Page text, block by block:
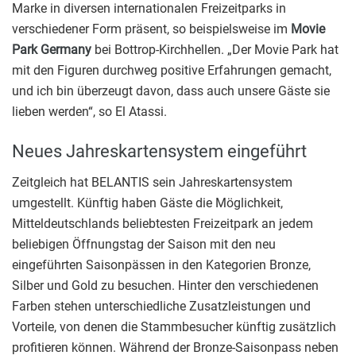
Marke in diversen internationalen Freizeitparks in
verschiedener Form präsent, so beispielsweise im Movie
Park Germany bei Bottrop-Kirchhellen. „Der Movie Park hat
mit den Figuren durchweg positive Erfahrungen gemacht,
und ich bin überzeugt davon, dass auch unsere Gäste sie
lieben werden“, so El Atassi.
Neues Jahreskartensystem eingeführt
Zeitgleich hat BELANTIS sein Jahreskartensystem
umgestellt. Künftig haben Gäste die Möglichkeit,
Mitteldeutschlands beliebtesten Freizeitpark an jedem
beliebigen Öffnungstag der Saison mit den neu
eingeführten Saisonpässen in den Kategorien Bronze,
Silber und Gold zu besuchen. Hinter den verschiedenen
Farben stehen unterschiedliche Zusatzleistungen und
Vorteile, von denen die Stammbesucher künftig zusätzlich
profitieren können. Während der Bronze-Saisonpass neben